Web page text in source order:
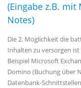
(Eingabe z.B.
Notes)
Die 2. Möglichkeit die
Inhalten zu versorgen
Beispiel Microsoft
Domino (Buchung über
Datenbank-